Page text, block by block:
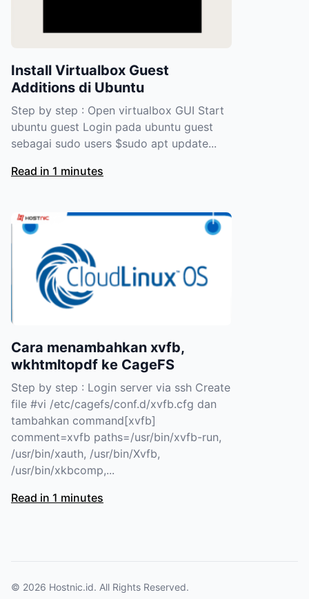
Install Virtualbox Guest
Additions di Ubuntu
Step by step : Open virtualbox GUI Start
ubuntu guest Login pada ubuntu guest
sebagai sudo users $sudo apt update...
Read in 1 minutes
Cara menambahkan xvfb,
wkhtmltopdf ke CageFS
Step by step : Login server via ssh Create
file #vi /etc/cagefs/conf.d/xvfb.cfg dan
tambahkan command[xvfb]
comment=xvfb paths=/usr/bin/xvfb-run,
/usr/bin/xauth, /usr/bin/Xvfb,
/usr/bin/xkbcomp,...
Read in 1 minutes
© 2026 Hostnic.id. All Rights Reserved.